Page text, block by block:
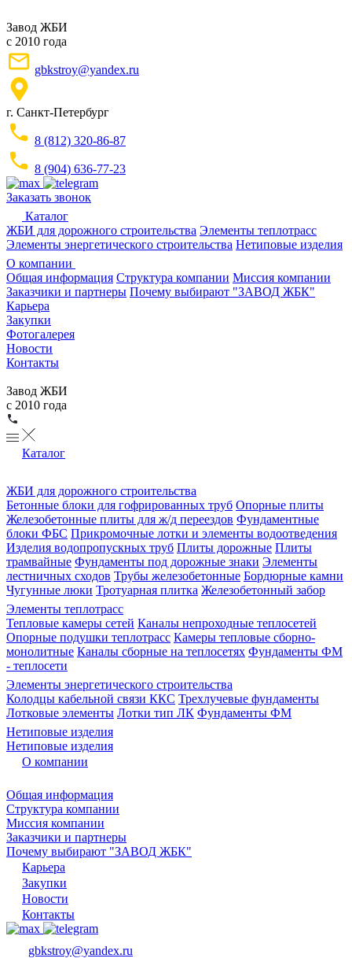
Завод ЖБИ
с 2010 года
gbkstroy@yandex.ru
г. Санкт-Петербург
8 (812) 320-86-87
8 (904) 636-77-23
Заказать звонок
Каталог
ЖБИ для дорожного строительства Элементы теплотрасс
Элементы энергетического строительства Нетиповые изделия
О компании
Общая информация Структура компании Миссия компании
Заказчики и партнеры Почему выбирают "ЗАВОД ЖБК"
Карьера
Закупки
Фотогалерея
Новости
Контакты
Завод ЖБИ
с 2010 года
Каталог
ЖБИ для дорожного строительства
Бетонные блоки для гофрированных труб Опорные плиты
Железобетонные плиты для ж/д переездов Фундаментные
блоки ФБС Прикромочные лотки и элементы водоотведения
Изделия водопропускных труб Плиты дорожные Плиты
трамвайные Фундаменты под дорожные знаки Элементы
лестничных сходов Трубы железобетонные Бордюрные камни
Чугунные люки Тротуарная плитка Железобетонный забор
Элементы теплотрасс
Тепловые камеры сетей Каналы непроходные теплосетей
Опорные подушки теплотрасс Камеры тепловые сборно-
монолитные Каналы сборные на теплосетях Фундаменты ФМ
- теплосети
Элементы энергетического строительства
Колодцы кабельной связи ККС Трехлучевые фундаменты
Лотковые элементы Лотки тип ЛК Фундаменты ФМ
Нетиповые изделия
Нетиповые изделия
О компании
Общая информация
Структура компании
Миссия компании
Заказчики и партнеры
Почему выбирают "ЗАВОД ЖБК"
Карьера
Закупки
Новости
Контакты
gbkstroy@yandex.ru